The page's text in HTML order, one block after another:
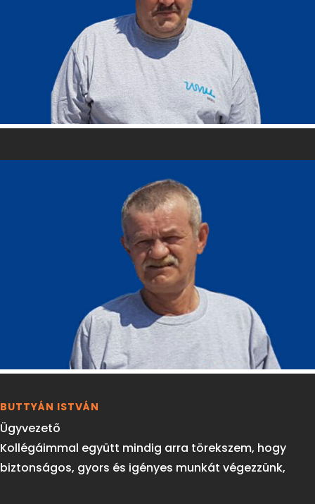
BUTTYÁN ISTVÁN
Ügyvezető
Kollégáimmal együtt mindig arra törekszem, hogy
biztonságos, gyors és igényes munkát végezzünk,